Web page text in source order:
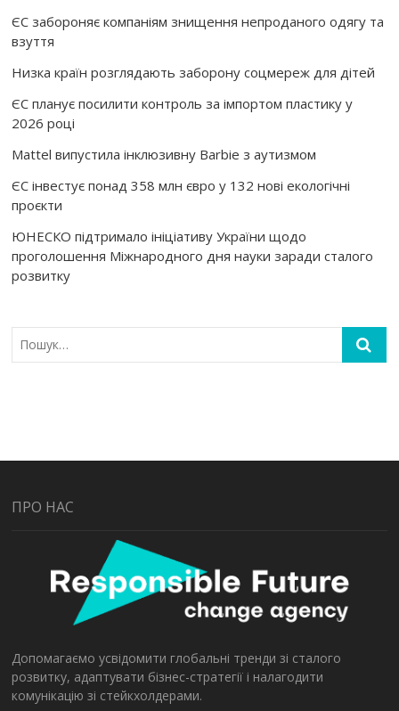
ЄС забороняє компаніям знищення непроданого одягу та
взуття
Низка країн розглядають заборону соцмереж для дітей
ЄС планує посилити контроль за імпортом пластику у
2026 році
Mattel випустила інклюзивну Barbie з аутизмом
ЄС інвестує понад 358 млн євро у 132 нові екологічні
проєкти
ЮНЕСКО підтримало ініціативу України щодо
проголошення Міжнародного дня науки заради сталого
розвитку
ПРО НАС
Допомагаємо усвідомити глобальні тренди зі сталого
розвитку, адаптувати бізнес-стратегії і налагодити
комунікацію зі стейкхолдерами.